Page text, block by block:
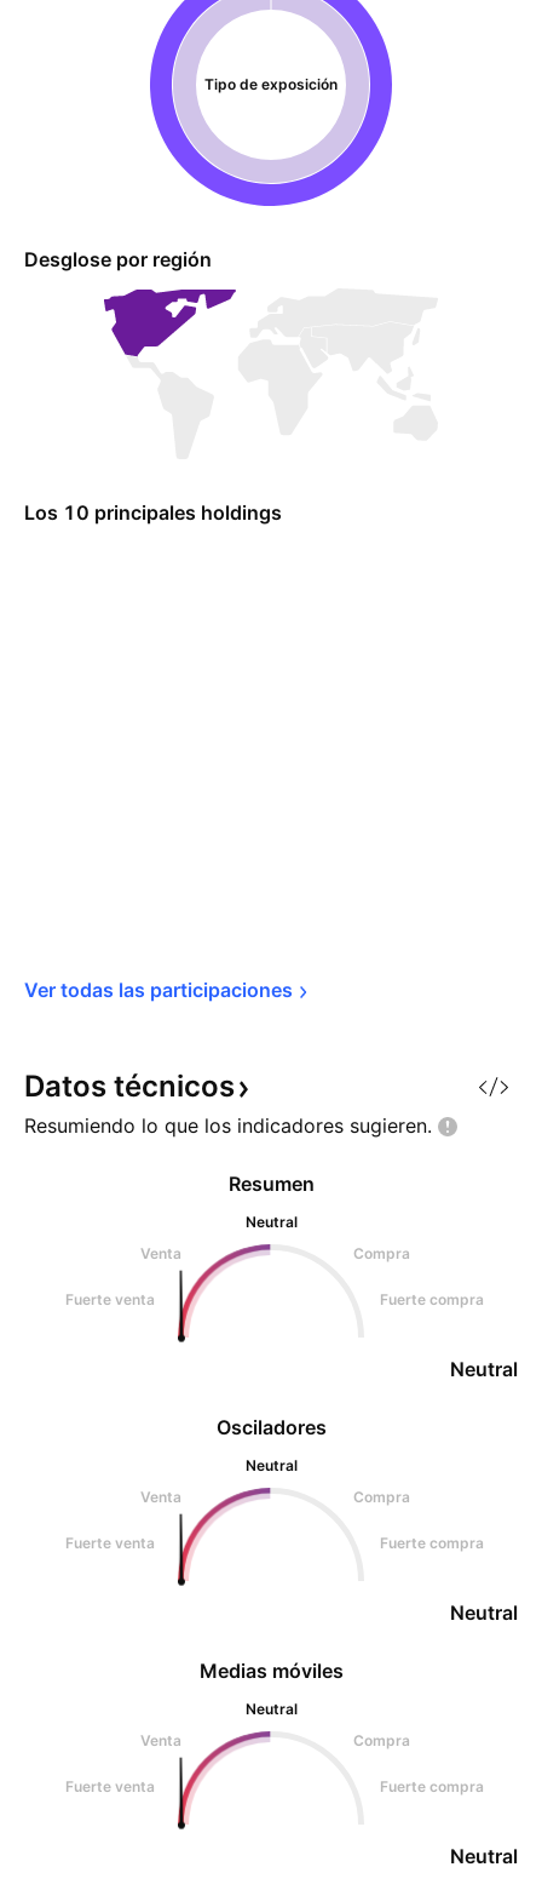
Tipo de exposición
Desglose por región
Los 10 principales holdings
Ver todas las participaciones
Datos técnicos
Resumiendo lo que los indicadores sugieren.
Osciladores
Neutral
Venta
Compra
Fuerte venta Fuerte compra
Neutral
Resumen
Neutral
Venta
Compra
Fuerte venta Fuerte compra
Neutral
Medias móviles
Neutral
Venta
Compra
Fuerte venta Fuerte compra
Neutral